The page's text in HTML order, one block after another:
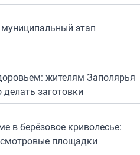
этап
жителям Заполярья
заготовки
в берёзовое криволесье:
площадки